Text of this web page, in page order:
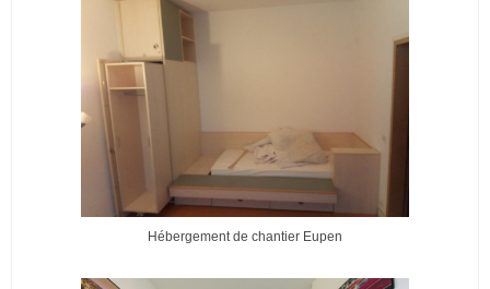
Hébergement de chantier Eupen